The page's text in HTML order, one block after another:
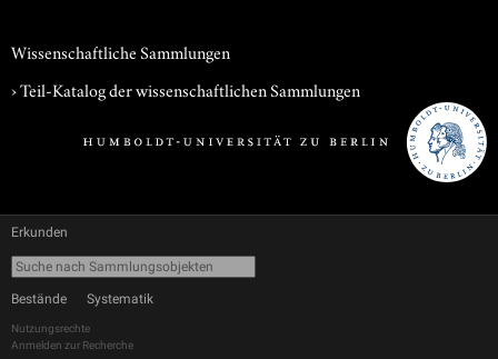
Wissenschaftliche Sammlungen
› Teil-Katalog der wissenschaftlichen Sammlungen
Erkunden
Bestände Systematik
Nutzungsrechte
Anmelden zur Recherche